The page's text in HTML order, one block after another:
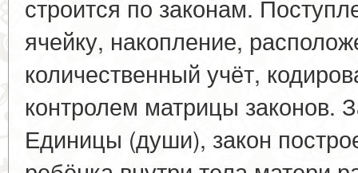
строится по законам.
ячейку, накопление,
количественный учёт,
контролем матрицы законов.
Единицы (души), закон